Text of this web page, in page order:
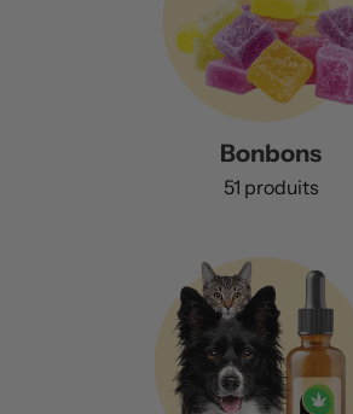
Bonbons
51 produits